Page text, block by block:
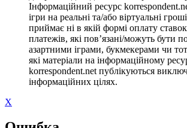
Інформаційний ресурс
ігри на реальні та/або віртуальні
приймає ні в якій формі оплату
платежів, які пов’язані/можуть бути
азартними іграми, букмекерами чи
які матеріали на інформаційному
korrespondent.net публікуються
інформаційних цілях.
X